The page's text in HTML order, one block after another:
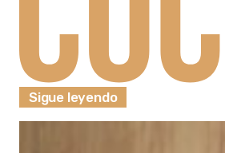
Sigue leyendo